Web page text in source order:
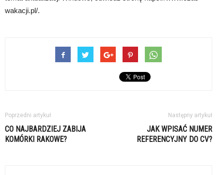
wakacji.pl/.
Poprzedni artykuł
CO NAJBARDZIEJ ZABIJA
KOMÓRKI RAKOWE?
Następny artykuł
JAK WPISAĆ NUMER
REFERENCYJNY DO CV?